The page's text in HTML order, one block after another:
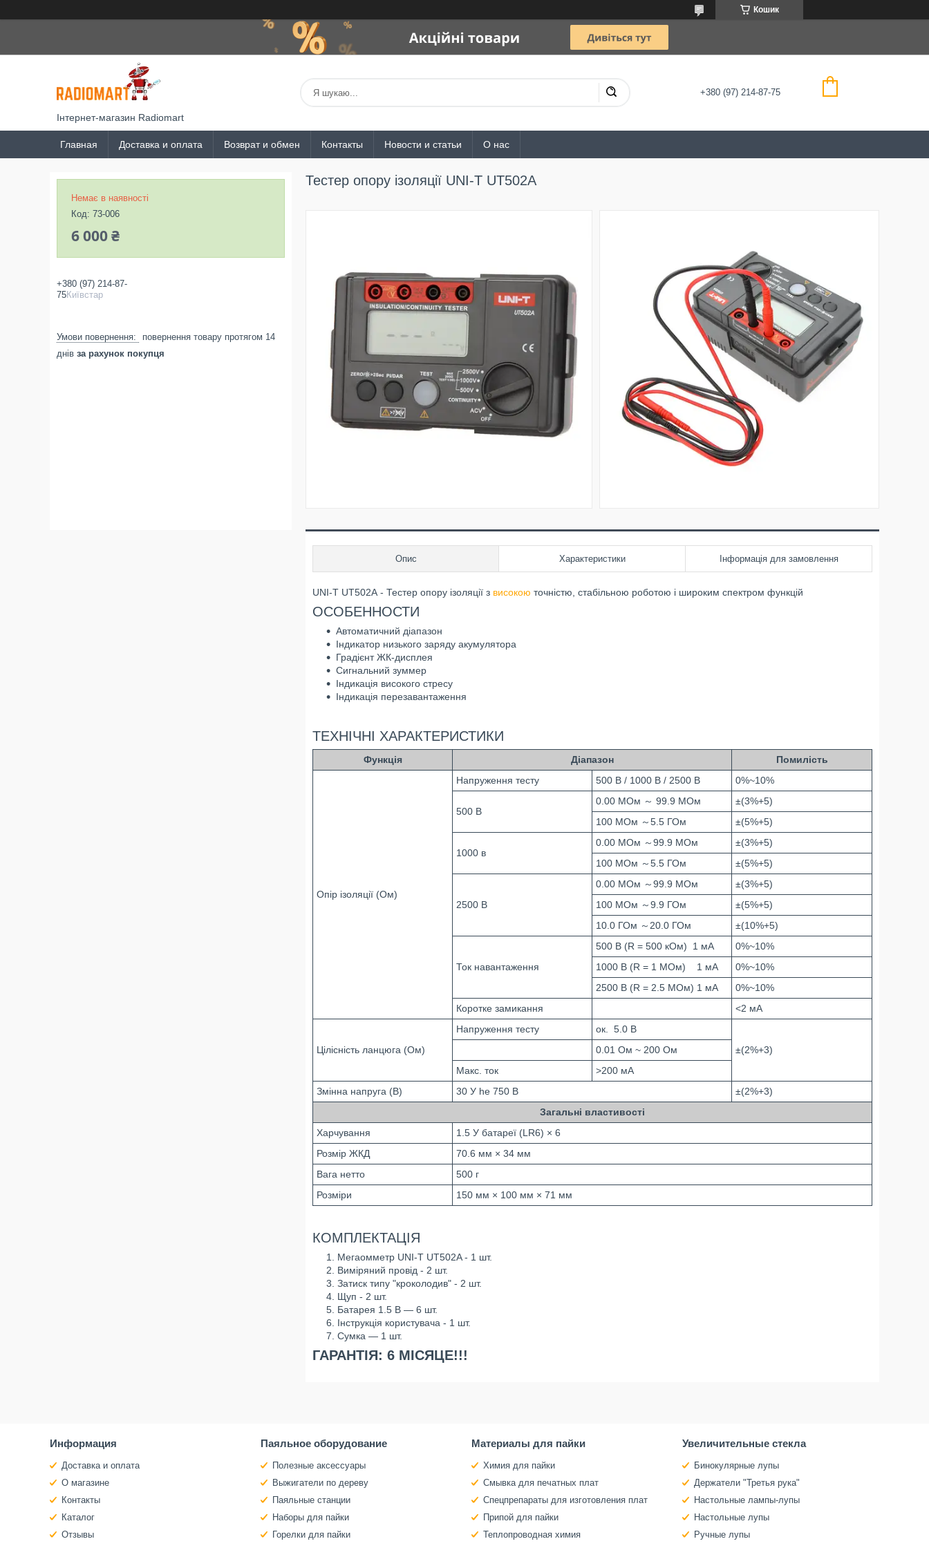
Кошик
Інтернет-магазин Radiomart
+380 (97) 214-87-75
Главная Доставка и оплата Возврат и обмен Контакты Новости и статьи О нас
Тестер опору ізоляції UNI-T UT502A
Опис Характеристики Інформація для замовлення
UNI-T UT502A - Тестер опору ізоляції з високою точністю, стабільною роботою і широким спектром функцій
ОСОБЕННОСТИ
Автоматичний діапазон
Індикатор низького заряду акумулятора
Градієнт ЖК-дисплея
Сигнальний зуммер
Індикація високого стресу
Індикація перезавантаження
ТЕХНІЧНІ ХАРАКТЕРИСТИКИ
Функція Діапазон Помилість
Опір ізоляції (Ом)
Напруження тесту 500 В / 1000 В / 2500 В 0%~10%
500 В
0.00 МОм ～ 99.9 МОм
±(3%+5)
100 МОм ～5.5 ГОм
±(5%+5)
1000 в
0.00 МОм ～99.9 МОм
±(3%+5)
100 МОм ～5.5 ГОм
±(5%+5)
2500 В
0.00 МОм ～99.9 МОм
±(3%+5)
100 МОм ～9.9 ГОм
±(5%+5)
10.0 ГОм ～20.0 ГОм
±(10%+5)
Ток навантаження
500 В (R = 500 кОм) 1 мА
0%~10%
1000 В (R = 1 МОм) 1 мА
0%~10%
2500 В (R = 2.5 МОм) 1 мА
0%~10%
Коротке замикання
<2 мА
Цілісність ланцюга (Ом)
Напруження тесту
ок. 5.0 В
±(2%+3)
0.01 Ом ~ 200 Ом
Макс. ток
>200 мА
Змінна напруга (В)
30 У he 750 В
±(2%+3)
Загальні властивості
Харчування
1.5 У батареї (LR6) × 6
Розмір ЖКД
70.6 мм × 34 мм
Вага нетто
500 г
Розміри
150 мм × 100 мм × 71 мм
КОМПЛЕКТАЦІЯ
Мегаомметр UNI-T UT502A - 1 шт.
Виміряний провід - 2 шт.
Затиск типу "кроколодив" - 2 шт.
Щуп - 2 шт.
Батарея 1.5 В — 6 шт.
Інструкція користувача - 1 шт.
Сумка — 1 шт.
ГАРАНТІЯ: 6 МІСЯЦЕ!!!
Немає в наявності
Код: 73-006
6 000 ₴
+380 (97) 214-87-
75Київстар
повернення товару протягом 14
днів за рахунок покупця
Информация
Доставка и оплата
О магазине
Контакты
Каталог
Отзывы
Паяльное оборудование
Полезные аксессуары
Выжигатели по дереву
Паяльные станции
Наборы для пайки
Горелки для пайки
Материалы для пайки
Химия для пайки
Смывка для печатных плат
Спецпрепараты для изготовления плат
Припой для пайки
Теплопроводная химия
Увеличительные стекла
Бинокулярные лупы
Держатели "Третья рука"
Настольные лампы-лупы
Настольные лупы
Ручные лупы